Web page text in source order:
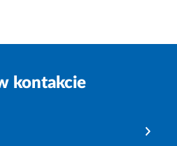
kontakcie